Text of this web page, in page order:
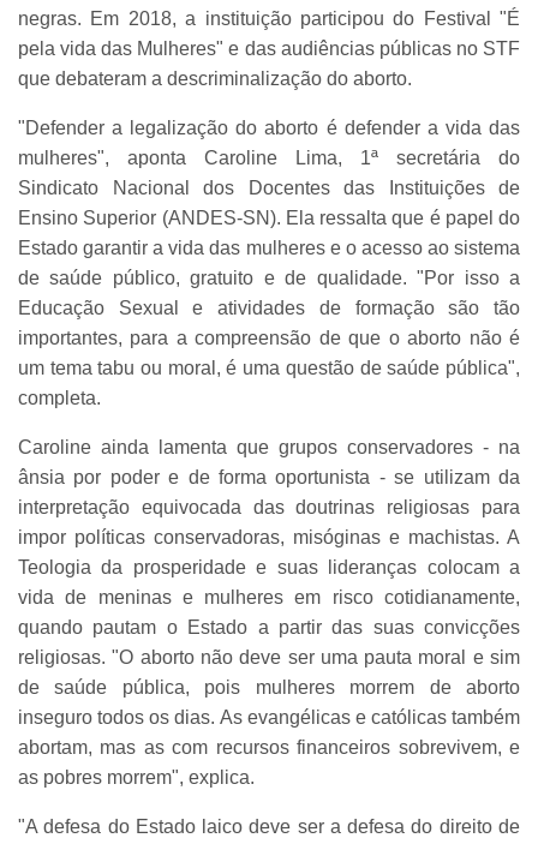
negras. Em 2018, a instituição participou do Festival "É
pela vida das Mulheres" e das audiências públicas no STF
que debateram a descriminalização do aborto.
"Defender a legalização do aborto é defender a vida das
mulheres", aponta Caroline Lima, 1ª secretária do
Sindicato Nacional dos Docentes das Instituições de
Ensino Superior (ANDES-SN). Ela ressalta que é papel do
Estado garantir a vida das mulheres e o acesso ao sistema
de saúde público, gratuito e de qualidade. "Por isso a
Educação Sexual e atividades de formação são tão
importantes, para a compreensão de que o aborto não é
um tema tabu ou moral, é uma questão de saúde pública",
completa.
Caroline ainda lamenta que grupos conservadores - na
ânsia por poder e de forma oportunista - se utilizam da
interpretação equivocada das doutrinas religiosas para
impor políticas conservadoras, misóginas e machistas. A
Teologia da prosperidade e suas lideranças colocam a
vida de meninas e mulheres em risco cotidianamente,
quando pautam o Estado a partir das suas convicções
religiosas. "O aborto não deve ser uma pauta moral e sim
de saúde pública, pois mulheres morrem de aborto
inseguro todos os dias. As evangélicas e católicas também
abortam, mas as com recursos financeiros sobrevivem, e
as pobres morrem", explica.
"A defesa do Estado laico deve ser a defesa do direito de